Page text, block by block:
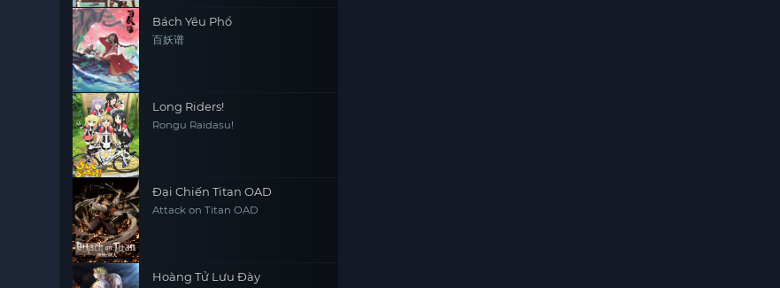
Bách Yêu Phổ
百妖谱
Long Riders!
Rongu Raidasu!
Đại Chiến Titan OAD
Attack on Titan OAD
Hoàng Tử Lưu Đày